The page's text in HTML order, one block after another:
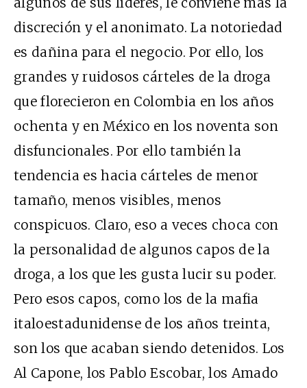
discreción y el anonimato. La notoriedad
es dañina para el negocio. Por ello, los
grandes y ruidosos cárteles de la droga
que florecieron en Colombia en los años
ochenta y en México en los noventa son
disfuncionales. Por ello también la
tendencia es hacia cárteles de menor
tamaño, menos visibles, menos
conspicuos. Claro, eso a veces choca con
la personalidad de algunos capos de la
droga, a los que les gusta lucir su poder.
Pero esos capos, como los de la mafia
italoestadunidense de los años treinta,
son los que acaban siendo detenidos. Los
Al Capone, los Pablo Escobar, los Amado